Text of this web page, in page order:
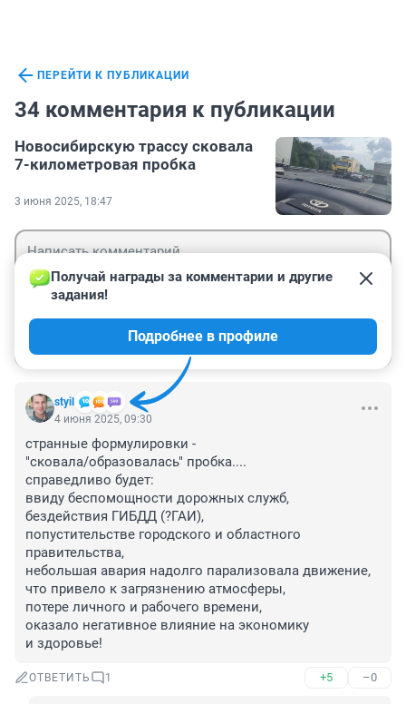
ПЕРЕЙТИ К ПУБЛИКАЦИИ
34 комментария к публикации
Новосибирскую трассу сковала
7-километровая пробка
3 июня 2025, 18:47
styil
Получай награды за комментарии и другие
задания!
Подробнее в профиле
4 июня 2025, 09:30
странные формулировки -
"сковала/образовалась" пробка....
справедливо будет:
ввиду беспомощности дорожных служб,
бездействия ГИБДД (?ГАИ),
попустительстве городского и областного
правительства,
небольшая авария надолго парализовала движение,
что привело к загрязнению атмосферы,
потере личного и рабочего времени,
оказало негативное влияние на экономику
и здоровье!
ОТВЕТИТЬ 1 +5 –0